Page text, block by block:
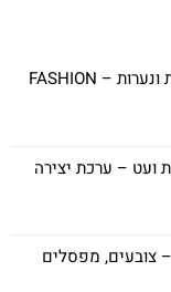
ערכת ספא מפנקת לרגליים לילדות ונערות – FASHION
ועט – ערכת יצירה
– צובעים, מפסלים